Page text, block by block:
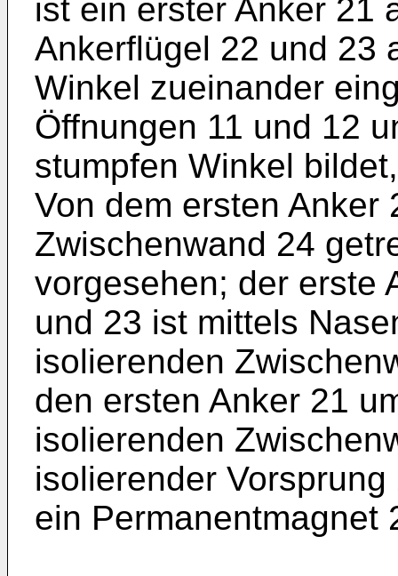
ist ein erster Anker 21
Ankerflügel 22 und 23
Winkel zueinander
Öffnungen 11 und 12
stumpfen Winkel
Von dem ersten Anker
Zwischenwand 24
vorgesehen; der erste
und 23 ist mittels
isolierenden
den ersten Anker 21
isolierenden
isolierender
ein Permanentmagnet